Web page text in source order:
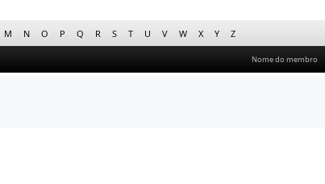
M N O P Q R S T U V W X Y Z
Nome do membro